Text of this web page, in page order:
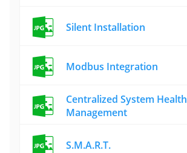
Silent Installation
Modbus Integration
Centralized System Health
Management
S.M.A.R.T.